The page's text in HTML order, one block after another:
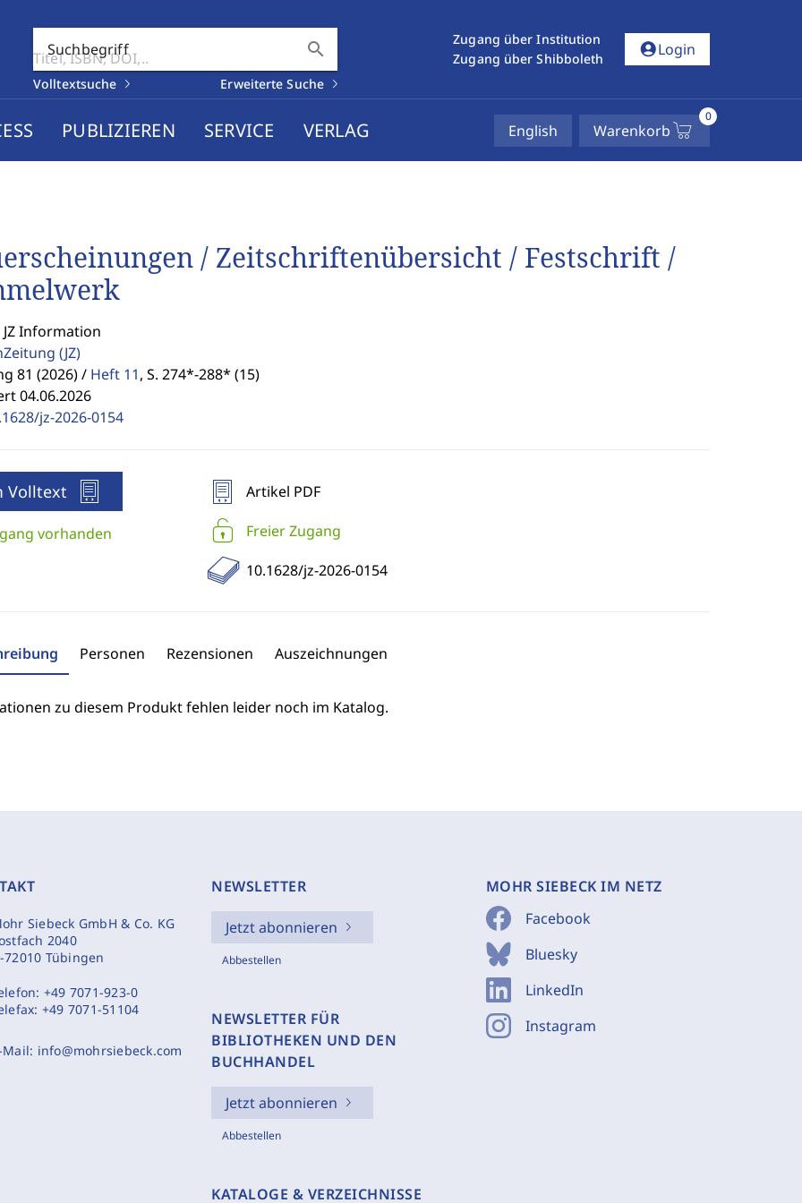
Suchbegriff search
Volltextsuche Erweiterte Suche
Zugang über Institution
Zugang über Shibboleth
account_circleLogin
PUBLIZIEREN SERVICE VERLAG English Warenkorb
0
/ Zeitschriftenübersicht / Festschrift /
Information
(JZ)
81 (2026) / Heft 11, S. 274*-288* (15)
04.06.2026
jz-2026-0154
Volltext
vorhanden
Artikel PDF
Freier Zugang
10.1628/jz-2026-0154
Personen Rezensionen Auszeichnungen
zu diesem Produkt fehlen leider noch im Katalog.
Siebeck GmbH & Co. KG
2040
72010 Tübingen
+49 7071-923-0
+49 7071-51104
Mail: info@mohrsiebeck.com
NEWSLETTER
Jetzt abonnieren
Abbestellen
NEWSLETTER FÜR
BIBLIOTHEKEN UND DEN
BUCHHANDEL
Jetzt abonnieren
Abbestellen
KATALOGE & VERZEICHNISSE
MOHR SIEBECK IM NETZ
Facebook
Bluesky
LinkedIn
Instagram